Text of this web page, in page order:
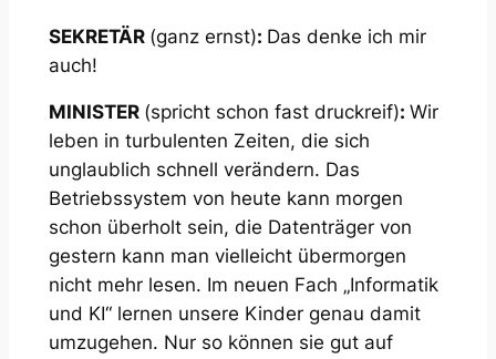
SEKRETÄR (ganz ernst): Das denke ich mir
auch!
MINISTER (spricht schon fast druckreif): Wir
leben in turbulenten Zeiten, die sich
unglaublich schnell verändern. Das
Betriebssystem von heute kann morgen
schon überholt sein, die Datenträger von
gestern kann man vielleicht übermorgen
nicht mehr lesen. Im neuen Fach „Informatik
und KI“ lernen unsere Kinder genau damit
umzugehen. Nur so können sie gut auf